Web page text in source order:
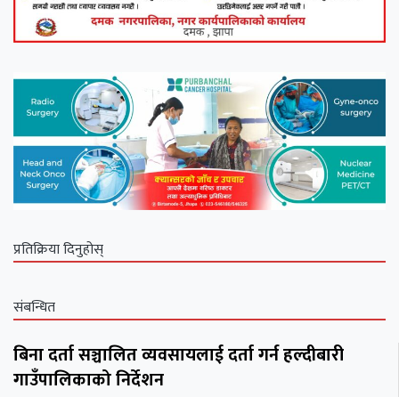
प्रतिक्रिया दिनुहोस्
संबन्धित
बिना दर्ता सञ्चालित व्यवसायलाई दर्ता गर्न हल्दीबारी
गाउँपालिकाको निर्देशन